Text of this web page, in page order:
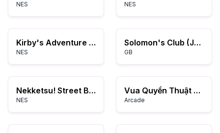
NES NES
Kirby's Adventure (Canada)
NES
Solomon's Club (Japan)
GB
Nekketsu! Street Basket – Ganbare Dunk Heroes
NES
Vua Quyền Thuật 2000
Arcade